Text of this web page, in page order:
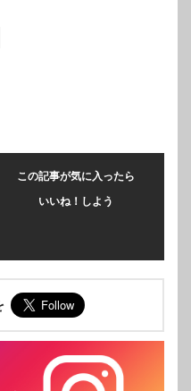
この記事が気に入ったら
いいね！しよう